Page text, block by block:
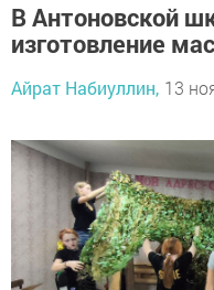
В Антоновской
изготовление
Айрат Набиуллин, 13